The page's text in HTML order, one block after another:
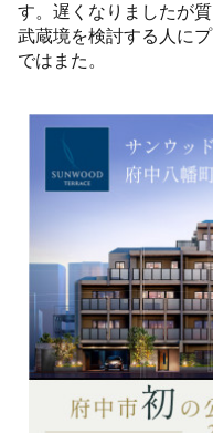
す。遅くなりましたが
武蔵境を検討する人に
ではまた。